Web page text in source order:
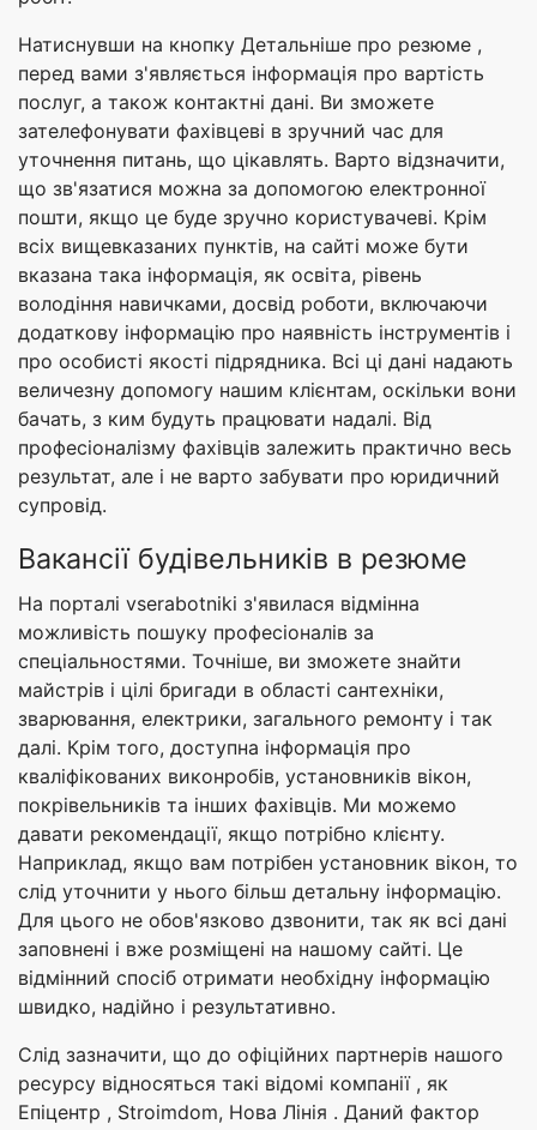
Натиснувши на кнопку Детальніше про резюме ,
перед вами з'являється інформація про вартість
послуг, а також контактні дані. Ви зможете
зателефонувати фахівцеві в зручний час для
уточнення питань, що цікавлять. Варто відзначити,
що зв'язатися можна за допомогою електронної
пошти, якщо це буде зручно користувачеві. Крім
всіх вищевказаних пунктів, на сайті може бути
вказана така інформація, як освіта, рівень
володіння навичками, досвід роботи, включаючи
додаткову інформацію про наявність інструментів і
про особисті якості підрядника. Всі ці дані надають
величезну допомогу нашим клієнтам, оскільки вони
бачать, з ким будуть працювати надалі. Від
професіоналізму фахівців залежить практично весь
результат, але і не варто забувати про юридичний
супровід.
Вакансії будівельників в резюме
На порталі vserabotniki з'явилася відмінна
можливість пошуку професіоналів за
спеціальностями. Точніше, ви зможете знайти
майстрів і цілі бригади в області сантехніки,
зварювання, електрики, загального ремонту і так
далі. Крім того, доступна інформація про
кваліфікованих виконробів, установників вікон,
покрівельників та інших фахівців. Ми можемо
давати рекомендації, якщо потрібно клієнту.
Наприклад, якщо вам потрібен установник вікон, то
слід уточнити у нього більш детальну інформацію.
Для цього не обов'язково дзвонити, так як всі дані
заповнені і вже розміщені на нашому сайті. Це
відмінний спосіб отримати необхідну інформацію
швидко, надійно і результативно.
Слід зазначити, що до офіційних партнерів нашого
ресурсу відносяться такі відомі компанії , як
Епіцентр , Stroimdom, Нова Лінія . Даний фактор